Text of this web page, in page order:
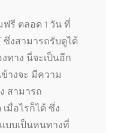
รี ตลอด 1 วัน ที่
งสามารถรับดูได้
ทาง นี่จะเป็นอีก
างจะ มีความ
สามารถ
มื่อไรก็ได้ ซึ่ง
บบเป็นหนทางที่